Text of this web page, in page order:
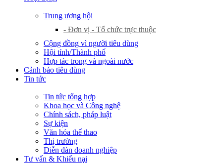
Trung ương hội
- Đơn vị - Tổ chức trực thuộc
Cộng đồng vì người tiêu dùng
Hội tỉnh/Thành phố
Hợp tác trong và ngoài nước
Cảnh báo tiêu dùng
Tin tức
Tin tức tổng hợp
Khoa học và Công nghệ
Chính sách, pháp luật
Sự kiện
Văn hóa thể thao
Thị trường
Diễn đàn doanh nghiệp
Tư vấn & Khiếu nại